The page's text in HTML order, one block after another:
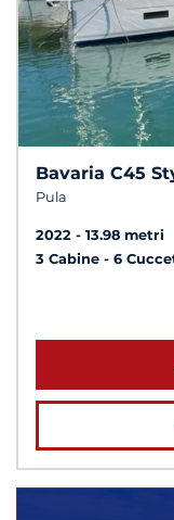
Bavaria C45
Pula
2022
13.98 metri
3 Cabine
6